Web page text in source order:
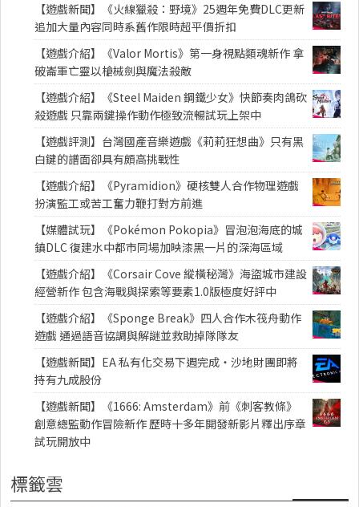
【遊戲新聞】《火線獵殺：野境》25週年免費DLC更新
追加大量內容同時系舊作限時超平價折扣
【遊戲介紹】《Valor Mortis》第一身視點類魂新作 拿
破崙軍亡靈以槍械劍與魔法殺敵
【遊戲介紹】《Steel Maiden 鋼鐵少女》快節奏肉鴿砍
殺遊戲 只靠兩鍵操作動作極致流暢試玩上架中
【遊戲評測】台灣國產音樂遊戲《莉莉狂想曲》只有黑
白鍵的譜面卻具有頗高挑戰性
【遊戲介紹】《Pyramidion》硬核雙人合作物理遊戲
扮演監工或苦工奮力鞭打對方前進
【媒體試玩】《Pokémon Pokopia》冒泡泡海底的城
鎮DLC 復建水中都市同場加映漆黑一片的深海區域
【遊戲介紹】《Corsair Cove 縱橫秘灣》海盜城市建設
經營新作 包含海戰與探索等要素1.0版極度好評中
【遊戲介紹】《Sponge Break》四人合作木筏舟動作
遊戲 通過語音協調與解謎並救助掉隊隊友
【遊戲新聞】EA 私有化交易下週完成・沙地財團即將
持有九成股份
【遊戲新聞】《1666: Amsterdam》前《刺客教條》
創意總監動作冒險新作 歷時十多年開發新影片釋出序章
試玩開放中
標籤雲